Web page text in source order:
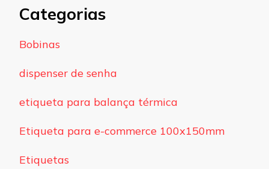
Categorias
Bobinas
dispenser de senha
etiqueta para balança térmica
Etiqueta para e-commerce 100x150mm
Etiquetas